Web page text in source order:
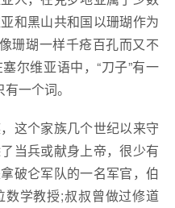
和黑山共和国以珊瑚作为
珊瑚一样千疮百孔而又不
尔维亚语中，“刀子”有一
一个词。
这个家族几个世纪以来守
当兵或献身上帝，很少有
破仑军队的一名军官，伯
学教授;叔叔曾做过修道